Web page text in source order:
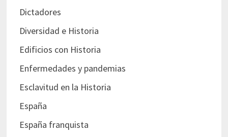
Dictadores
Diversidad e Historia
Edificios con Historia
Enfermedades y pandemias
Esclavitud en la Historia
España
España franquista